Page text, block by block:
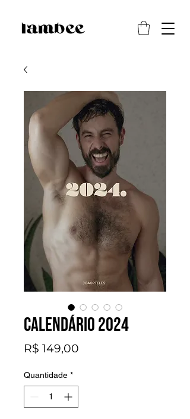
Calendário 2024
R$ 149,00
Quantidade *